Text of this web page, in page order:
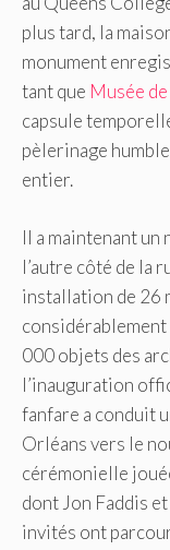
plus tard, la
monument
tant que Musée
capsule
pèlerinage
entier.
Il a maintenant
l’autre côté de la
installation de 26
considérablement
000 objets des
l’inauguration
fanfare a conduit
Orléans vers le
cérémonielle
dont Jon Faddis
invités ont